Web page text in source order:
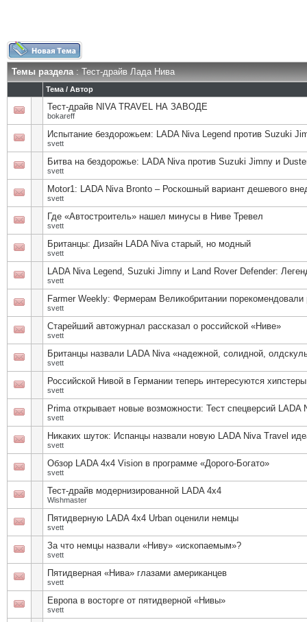
Темы раздела: Тест-драйв Лада Нива
Тема / Автор
Тест-драйв NIVA TRAVEL НА ЗАВОДЕ
bokareff
Испытание бездорожьем: LADA Niva Legend против Suzuki
svett
Битва на бездорожье: LADA Niva против Suzuki Jimny и
svett
Motor1: LADA Niva Bronto – Роскошный вариант дешевого
svett
Где «Автостроитель» нашел минусы в Ниве Тревел
svett
Британцы: Дизайн LADA Niva старый, но модный
svett
LADA Niva Legend, Suzuki Jimny и Land Rover Defender:
svett
Farmer Weekly: Фермерам Великобритании
svett
Старейший автожурнал рассказал о российской «Ниве»
svett
Британцы назвали LADA Niva «надежной, солидной,
svett
Российской Нивой в Германии теперь интересуются
svett
Prima открывает новые возможности: Тест спецверсий LADA
svett
Никаких шуток: Испанцы назвали новую LADA Niva Travel
svett
Обзор LADA 4x4 Vision в программе «Дорого-Богато»
svett
Тест-драйв модернизированной LADA 4x4
Wishmaster
Пятидверную LADA 4х4 Urban оценили немцы
svett
За что немцы назвали «Ниву» «ископаемым»?
svett
Пятидверная «Нива» глазами американцев
svett
Европа в восторге от пятидверной «Нивы»
svett